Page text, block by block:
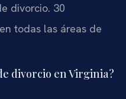
divorcio. 30
todas las áreas de
divorcio en Virginia?